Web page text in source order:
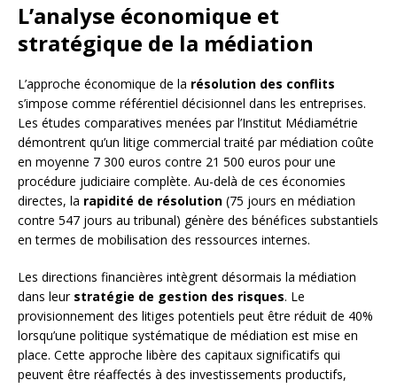
L’analyse économique et
stratégique de la médiation
L’approche économique de la résolution des conflits
s’impose comme référentiel décisionnel dans les entreprises.
Les études comparatives menées par l’Institut Médiamétrie
démontrent qu’un litige commercial traité par médiation coûte
en moyenne 7 300 euros contre 21 500 euros pour une
procédure judiciaire complète. Au-delà de ces économies
directes, la rapidité de résolution (75 jours en médiation
contre 547 jours au tribunal) génère des bénéfices substantiels
en termes de mobilisation des ressources internes.
Les directions financières intègrent désormais la médiation
dans leur stratégie de gestion des risques. Le
provisionnement des litiges potentiels peut être réduit de 40%
lorsqu’une politique systématique de médiation est mise en
place. Cette approche libère des capitaux significatifs qui
peuvent être réaffectés à des investissements productifs,